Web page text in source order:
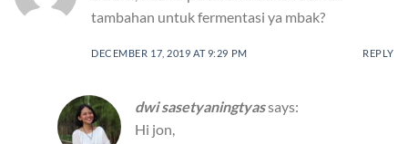
tambahan untuk fermentasi ya mbak?
DECEMBER 17, 2019 AT 9:29 PM REPLY
dwi sasetyaningtyassays:
Hi jon,